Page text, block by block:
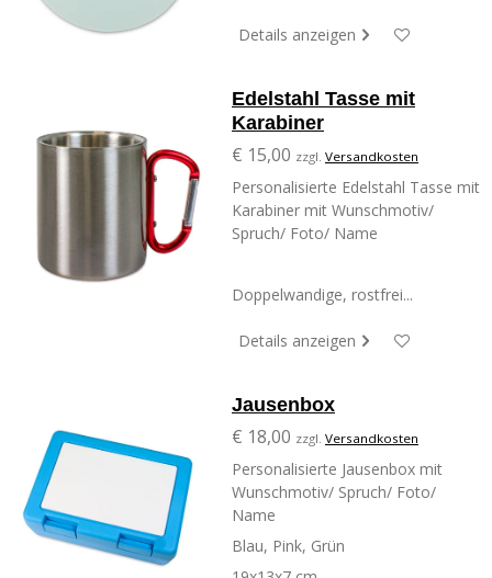
Details anzeigen
Edelstahl Tasse mit
Karabiner
€ 15,00 zzgl. Versandkosten
Personalisierte Edelstahl Tasse mit
Karabiner mit Wunschmotiv/
Spruch/ Foto/ Name
Doppelwandige, rostfrei...
Details anzeigen
Jausenbox
€ 18,00 zzgl. Versandkosten
Personalisierte Jausenbox mit
Wunschmotiv/ Spruch/ Foto/
Name
Blau, Pink, Grün